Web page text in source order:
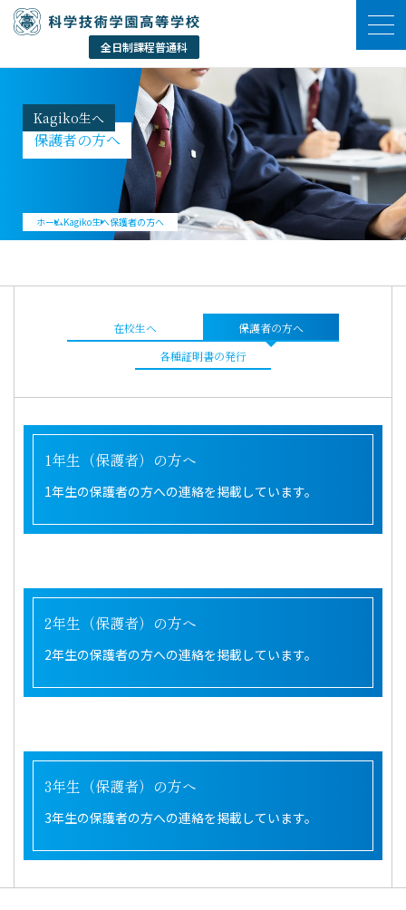
Kagiko生へ
保護者の方へ
ホームKagiko生へ保護者の方へ
在校生へ
保護者の方へ
各種証明書の発行
1年生（保護者）の方へ
1年生の保護者の方への連絡を掲載しています。
2年生（保護者）の方へ
2年生の保護者の方への連絡を掲載しています。
3年生（保護者）の方へ
3年生の保護者の方への連絡を掲載しています。